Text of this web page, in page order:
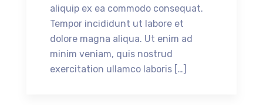
aliquip ex ea commodo consequat.
Tempor incididunt ut labore et
dolore magna aliqua. Ut enim ad
minim veniam, quis nostrud
exercitation ullamco laboris […]